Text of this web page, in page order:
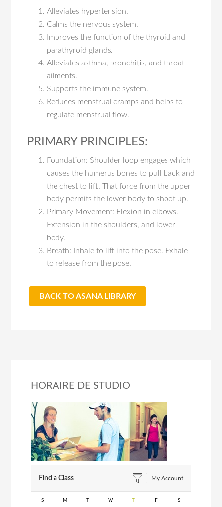
Alleviates hypertension.
Calms the nervous system.
Improves the function of the thyroid and
parathyroid glands.
Alleviates asthma, bronchitis, and throat
ailments.
Supports the immune system.
Reduces menstrual cramps and helps to
regulate menstrual flow.
PRIMARY PRINCIPLES:
Foundation: Shoulder loop engages which
causes the humerus bones to pull back and
the chest to lift. That force from the upper
body permits the lower body to shoot up.
Primary Movement: Flexion in elbows.
Extension in the shoulders, and lower
body.
Breath: Inhale to lift into the pose. Exhale
to release from the pose.
BACK TO ASANA LIBRARY
HORAIRE DE STUDIO
Find a Class My Account
S M T W T F S